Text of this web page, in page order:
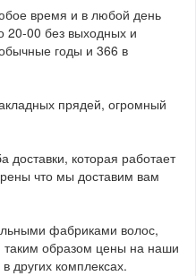
время и в любой день
00 без выходных и
годы и 366 в
прядей, огромный
доставки, которая работает
что мы доставим вам
фабриками волос,
образом цены на наши
других комплексах.